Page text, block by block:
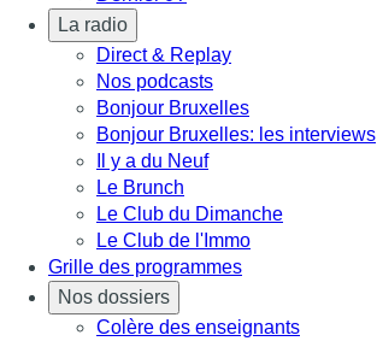
La radio
Direct & Replay
Nos podcasts
Bonjour Bruxelles
Bonjour Bruxelles: les interviews
Il y a du Neuf
Le Brunch
Le Club du Dimanche
Le Club de l'Immo
Grille des programmes
Nos dossiers
Colère des enseignants